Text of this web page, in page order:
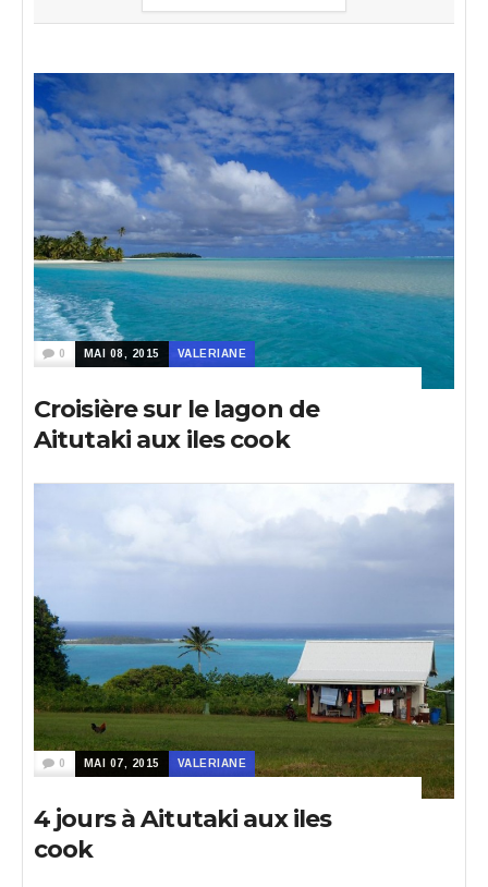
0 MAI 08, 2015 VALERIANE
Croisière sur le lagon de
Aitutaki aux iles cook
0 MAI 07, 2015 VALERIANE
4 jours à Aitutaki aux iles
cook